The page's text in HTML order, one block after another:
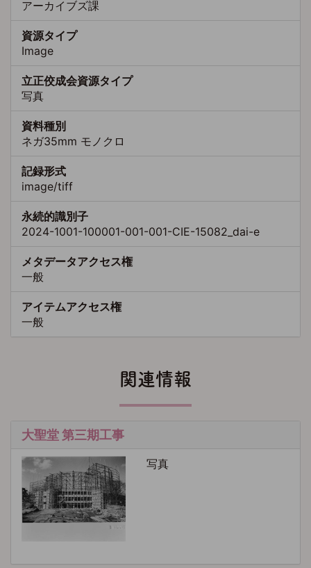
アーカイブズ課
資源タイプ
Image
立正佼成会資源タイプ
写真
資料種別
ネガ35mm モノクロ
記録形式
image/tiff
永続的識別子
2024-1001-100001-001-001-CIE-15082_dai-e
メタデータアクセス権
一般
アイテムアクセス権
一般
関連情報
大聖堂 第三期工事
写真